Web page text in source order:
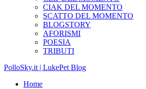
CIAK DEL MOMENTO
SCATTO DEL MOMENTO
BLOGSTORY
AFORISMI
POESIA
TRIBUTI
PolloSky.it | LukePet Blog
Home